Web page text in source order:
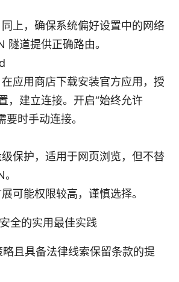
上，确保系统偏好设置中的网络
隧道提供正确路由。
应用商店下载安装官方应用，授
，建立连接。开启“始终允许
要时手动连接。
保护，适用于网页浏览，但不替
可能权限较高，谨慎选择。
全的实用最佳实践
且具备法律线索保留条款的提